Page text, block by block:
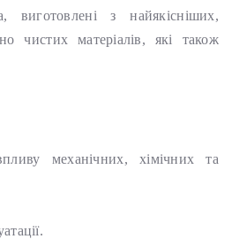
виготовлені з найякісніших,
чистих матеріалів, які також
механічних, хімічних та